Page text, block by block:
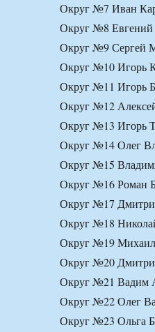
Округ №7 Иван
Округ №8 Евгений
Округ №9 Сергей
Округ №10 Игорь
Округ №11 Игорь
Округ №12
Округ №13 Игорь
Округ №14 Олег
Округ №15
Округ №16 Роман
Округ №17
Округ №18
Округ №19 Михаил
Округ №20
Округ №21 Вадим
Округ №22 Олег
Округ №23 Ольга